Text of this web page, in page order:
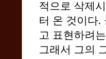
적으로 삭제
터 온 것이다.
고 표현하려
그래서 그의